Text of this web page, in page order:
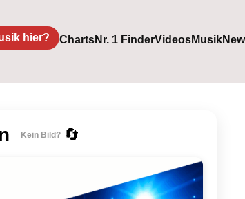
hier? ChartsNr. 1 FinderVideosMusik
Kein Bild? 🔄